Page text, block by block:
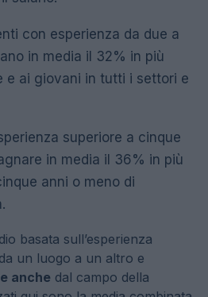
con esperienza da due a
in media il 32% in più
e ai giovani in tutti i settori e
superiore a cinque
in media il 36% in più
anni o meno di
basata sull’esperienza
da un luogo a un altro e
anche dal campo della